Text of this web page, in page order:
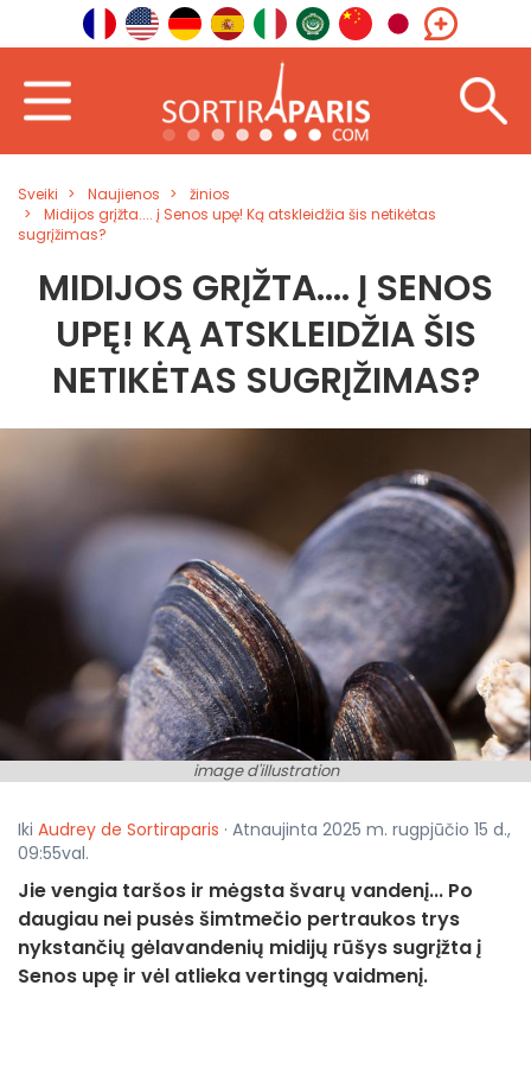
Sveiki Naujienos
žinios
Midijos grįžta.... į Senos upę! Ką atskleidžia šis netikėtas
sugrįžimas?
MIDIJOS GRĮŽTA.... Į SENOS
UPĘ! KĄ ATSKLEIDŽIA ŠIS
NETIKĖTAS SUGRĮŽIMAS?
image d'illustration
Iki Audrey de Sortiraparis · Atnaujinta 2025 m. rugpjūčio 15 d.,
09:55val.
Jie vengia taršos ir mėgsta švarų vandenį... Po
daugiau nei pusės šimtmečio pertraukos trys
nykstančių gėlavandenių midijų rūšys sugrįžta į
Senos upę ir vėl atlieka vertingą vaidmenį.